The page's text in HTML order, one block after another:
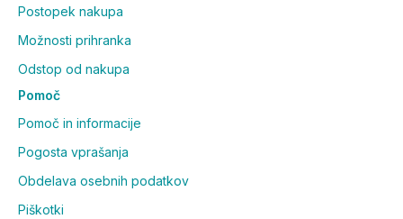
Postopek nakupa
Možnosti prihranka
Odstop od nakupa
Pomoč
Pomoč in informacije
Pogosta vprašanja
Obdelava osebnih podatkov
Piškotki